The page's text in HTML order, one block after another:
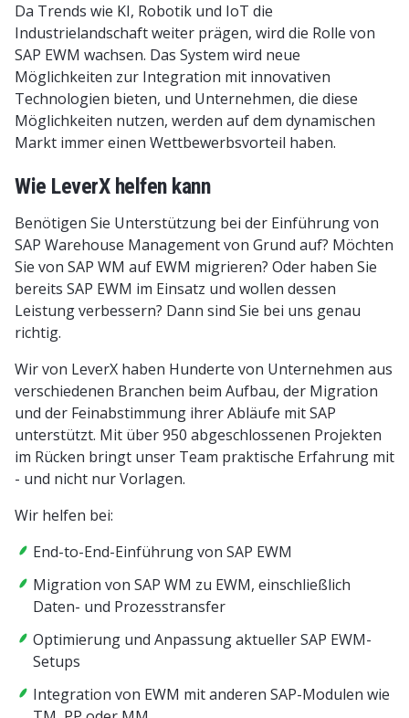
Da Trends wie KI, Robotik und IoT die
Industrielandschaft weiter prägen, wird die Rolle von
SAP EWM wachsen. Das System wird neue
Möglichkeiten zur Integration mit innovativen
Technologien bieten, und Unternehmen, die diese
Möglichkeiten nutzen, werden auf dem dynamischen
Markt immer einen Wettbewerbsvorteil haben.
Wie LeverX helfen kann
Benötigen Sie Unterstützung bei der Einführung von
SAP Warehouse Management von Grund auf? Möchten
Sie von SAP WM auf EWM migrieren? Oder haben Sie
bereits SAP EWM im Einsatz und wollen dessen
Leistung verbessern? Dann sind Sie bei uns genau
richtig.
Wir von LeverX haben Hunderte von Unternehmen aus
verschiedenen Branchen beim Aufbau, der Migration
und der Feinabstimmung ihrer Abläufe mit SAP
unterstützt. Mit über 950 abgeschlossenen Projekten
im Rücken bringt unser Team praktische Erfahrung mit
- und nicht nur Vorlagen.
Wir helfen bei:
End-to-End-Einführung von SAP EWM
Migration von SAP WM zu EWM, einschließlich
Daten- und Prozesstransfer
Optimierung und Anpassung aktueller SAP EWM-
Setups
Integration von EWM mit anderen SAP-Modulen wie